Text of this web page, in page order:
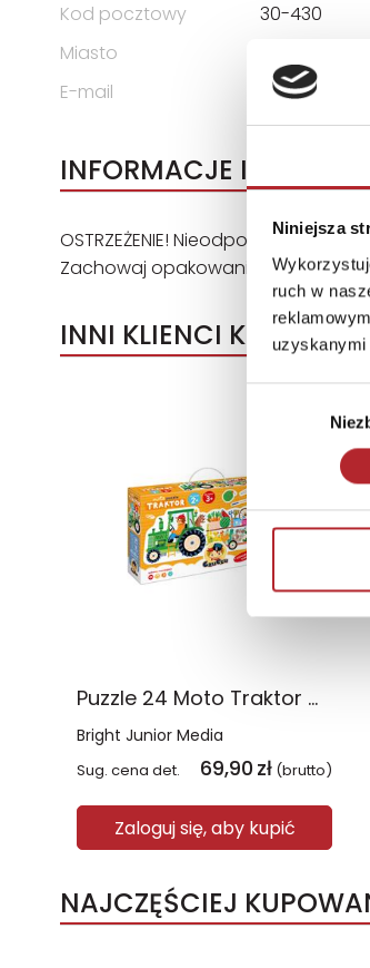
Niniejsza
ruch w
uzyskanymi
Kod pocztowy
30-430
Miasto
E-mail
INFORMACJE I
OSTRZEŻENIE! Nieodpowiednie dla
Zachowaj opakowanie ze
INNI KLIENCI KUPOWALI
Puzzle 24 Moto Traktor CzuCzu
Bright Junior Media
Sug. cena det. 69,90 zł (brutto)
Zaloguj się, aby kupić
NAJCZĘŚCIEJ